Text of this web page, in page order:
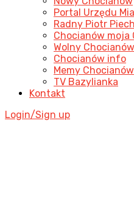
Portal Urzędu
Radny Piotr Piech
Chocianów moja
Wolny Chocianów
Chocianów info
Memy Chocianów
TV Bazylianka
Kontakt
Login/Sign up